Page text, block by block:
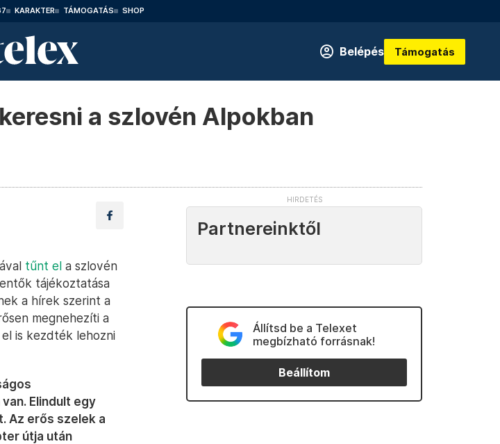
KARAKTER TÁMOGATÁS SHOP
Belépés Támogatás
a szlovén Alpokban
tűnt el a szlovén
tájékoztatása
a hírek szerint a
megnehezíti a
is kezdték lehozni
Elindult egy
Az erős szelek a
útja után
Partnereinktől
Állítsd be a Telexet
megbízható forrásnak!
Beállítom